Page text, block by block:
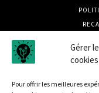
Gérer
cookies
Pour offrir les meilleures